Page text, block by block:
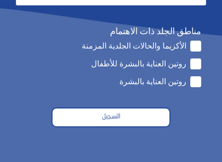
مناطق الجلد ذات الاهتمام
الأكزيما والحالات الجلدية المزمنة
روتين العناية بالبشرة للأطفال
روتين العناية بالبشرة
التسجيل